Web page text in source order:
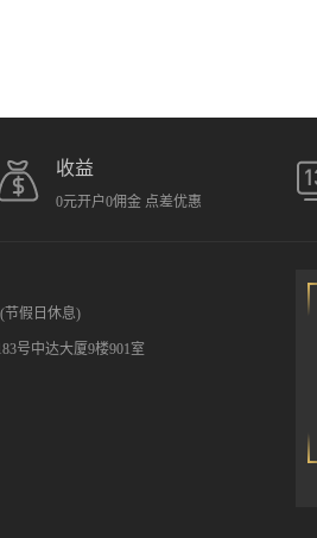
收益
0元开户0佣金 点差优惠
节假日休息)
号中达大厦9楼901室